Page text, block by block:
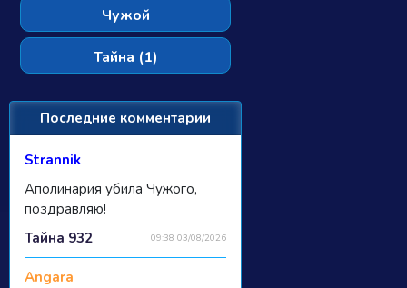
Чужой
Тайна (1)
Последние комментарии
Strannik
Аполинария убила Чужого,
поздравляю!
09:38 03/08/2026
Тайна 932
Angara